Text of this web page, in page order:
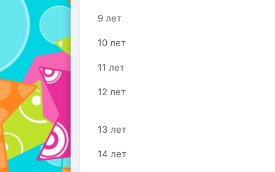
9 лет
10 лет
11 лет
12 лет
13 лет
14 лет